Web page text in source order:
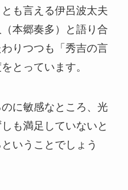
も言える伊呂波太夫
本郷奏多）と語り合
りつつも「秀吉の言
とっています。
に敏感なところ、光
も満足していないと
いうことでしょう